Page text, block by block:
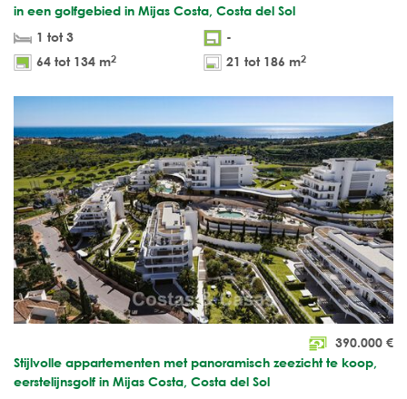
in een golfgebied in Mijas Costa, Costa del Sol
1 tot 3
-
64 tot 134 m2 21 tot 186 m2
390.000 €
Stijlvolle appartementen met panoramisch zeezicht te koop,
eerstelijnsgolf in Mijas Costa, Costa del Sol